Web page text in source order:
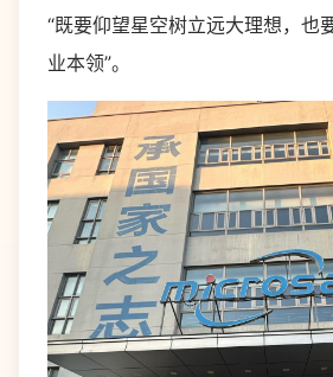
“既要仰望星空树立远大理想，也
业本领”。